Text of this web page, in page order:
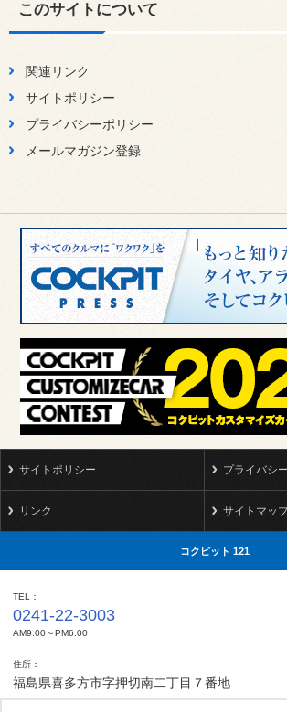
このサイトについて
関連リンク
サイトポリシー
プライバシーポリシー
メールマガジン登録
サイトポリシー プライバシ
リンク サイトマッ
コクピット 121
TEL
0241-22-3003
AM9:00～PM6:00
住所
福島県喜多方市字押切南二丁目７番地